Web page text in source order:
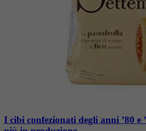
I cibi confezionati degli anni ’80 e